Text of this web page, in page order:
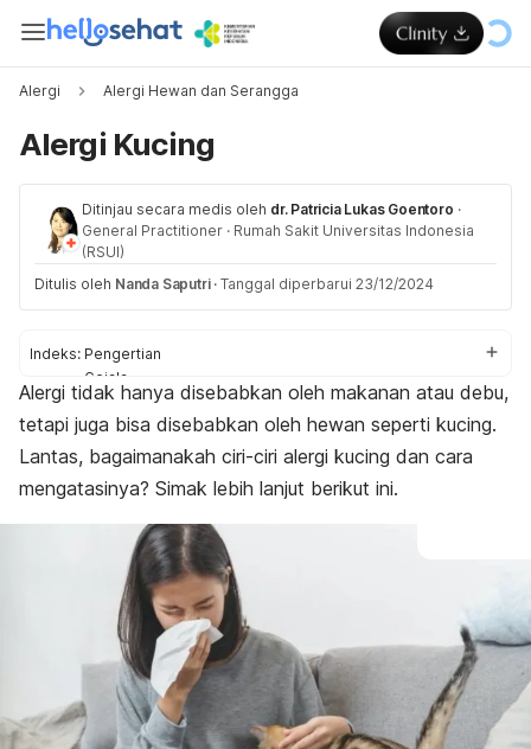
Alergi Alergi Hewan dan Serangga
Alergi Kucing
Ditinjau secara medis oleh dr. Patricia Lukas Goentoro ·
General Practitioner · Rumah Sakit Universitas Indonesia
(RSUI)
Ditulis oleh Nanda Saputri · Tanggal diperbarui 23/12/2024
Indeks: Pengertian
Gejala
Penyebab
Faktor risiko
Diagnosis
Pengobatan
Pencegahan
Alergi tidak hanya disebabkan oleh makanan atau debu,
tetapi juga bisa disebabkan oleh hewan seperti kucing.
Lantas, bagaimanakah ciri-ciri alergi kucing dan cara
mengatasinya? Simak lebih lanjut berikut ini.